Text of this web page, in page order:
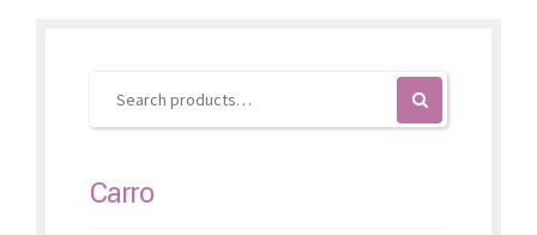
product
Carro